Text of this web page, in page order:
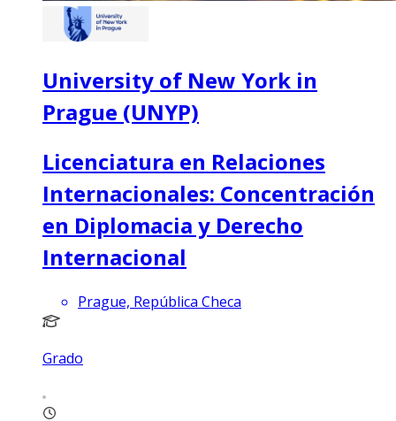
University of New York in
Prague (UNYP)
Licenciatura en Relaciones
Internacionales: Concentración
en Diplomacia y Derecho
Internacional
Prague, República Checa
Grado